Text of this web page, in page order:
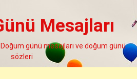
Mesajları
günü mesajları ve doğum günü
sözleri